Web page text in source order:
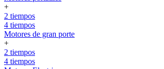
+
2 tiempos
4 tiempos
Motores de gran porte
+
2 tiempos
4 tiempos